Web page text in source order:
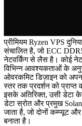
प्रीमियम Ryzen VPS
संचालित है, जो ECC
नेटवर्किंग से लैस है। कोई
विभिन्न आवश्यकताओं के
ओवरकमिट डिज़ाइन को
स्तर तक प्रदर्शन को प्राप्त
इसके अतिरिक्त, उसी डेटा
डेटा स्रोत और प्रमुख
जाता है, जो दोनों कम्प्यूट
बनाता है।